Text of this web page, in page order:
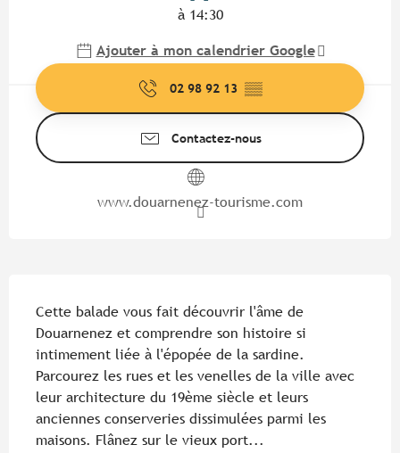
à 14:30
Ajouter à mon calendrier Google
02 98 92 13 ▒▒
Contactez-nous
www.douarnenez-tourisme.com
Cette balade vous fait découvrir l'âme de
Douarnenez et comprendre son histoire si
intimement liée à l'épopée de la sardine.
Parcourez les rues et les venelles de la ville avec
leur architecture du 19ème siècle et leurs
anciennes conserveries dissimulées parmi les
maisons. Flânez sur le vieux port...